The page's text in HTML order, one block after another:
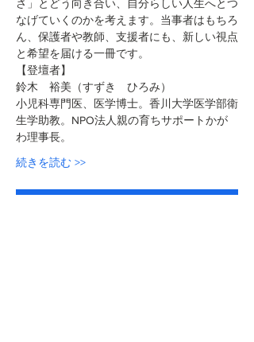
さ」とどう向き合い、自分らしい人生へとつ
なげていくのかを考えます。当事者はもちろ
ん、保護者や教師、支援者にも、新しい視点
と希望を届ける一冊です。
【登壇者】
鈴木　裕美（すずき　ひろみ）
小児科専門医、医学博士。香川大学医学部衛
生学助教。NPO法人親の育ちサポートかが
わ理事長。
続きを読む >>